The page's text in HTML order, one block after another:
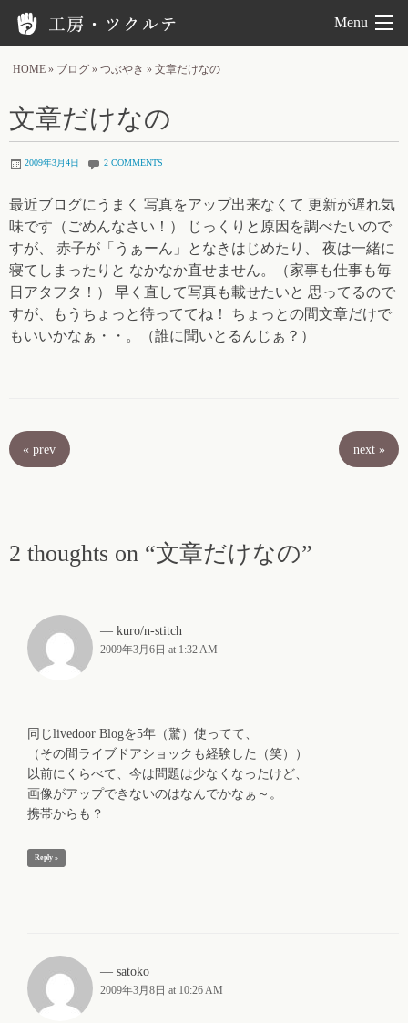
Menu
HOME » ブログ » つぶやき » 文章だけなの
文章だけなの
2009年3月4日 2 COMMENTS
最近ブログにうまく 写真をアップ出来なくて 更新が遅れ気
味です（ごめんなさい！） じっくりと原因を調べたいので
すが、 赤子が「うぁーん」となきはじめたり、 夜は一緒に
寝てしまったりと なかなか直せません。（家事も仕事も毎
日アタフタ！） 早く直して写真も載せたいと 思ってるので
すが、もうちょっと待っててね！ ちょっとの間文章だけで
もいいかなぁ・・。（誰に聞いとるんじぁ？）
« prev next »
2 thoughts on “文章だけなの”
kuro/n-stitch
2009年3月6日 at 1:32 AM
同じlivedoor Blogを5年（驚）使ってて、
（その間ライブドアショックも経験した（笑））
以前にくらべて、今は問題は少なくなったけど、
画像がアップできないのはなんでかなぁ～。
携帯からも？
Reply »
satoko
2009年3月8日 at 10:26 AM